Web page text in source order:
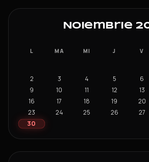
Noiembrie
L MA MI J V
2
3 4 5 6
9
10 11 12 13
16
17 18 19 20
23
24 25 26 27
30